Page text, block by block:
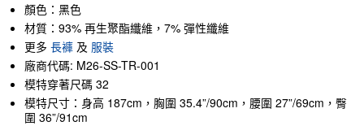
顏色：黑色
材質：93% 再生聚酯纖維，7% 彈性纖維
更多 長褲 及 服裝
廠商代碼: M26-SS-TR-001
模特穿著尺碼 32
模特尺寸：身高 187cm，胸圍 35.4”/90cm，腰圍 27”/69cm，臀
圍 36”/91cm